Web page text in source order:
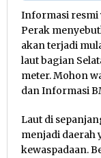
Informasi resmi
Perak
akan terjadi
laut bagian
meter. Mohon
dan Informasi
Laut di
menjadi daerah
kewaspadaan.